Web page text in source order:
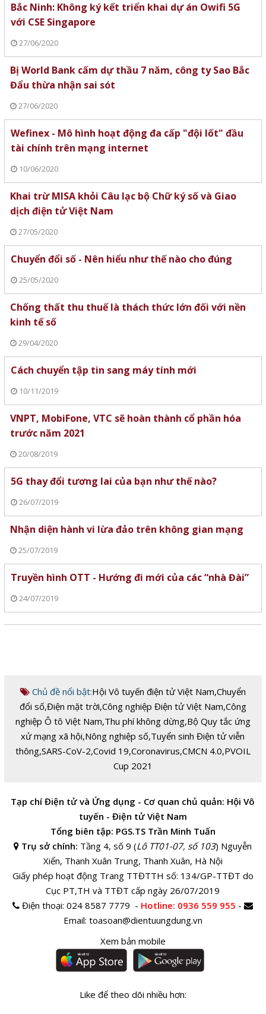
Bắc Ninh: Không ký kết triển khai dự án Owifi 5G
với CSE Singapore
27/06/2020
Bị World Bank cấm dự thầu 7 năm, công ty Sao Bắc
Đẩu thừa nhận sai sót
27/06/2020
Wefinex - Mô hình hoạt động đa cấp "đội lốt" đầu
tài chính trên mạng internet
10/06/2020
Khai trừ MISA khỏi Câu lạc bộ Chữ ký số và Giao
dịch điện tử Việt Nam
27/05/2020
Chuyển đổi số - Nên hiểu như thế nào cho đúng
25/05/2020
Chống thất thu thuế là thách thức lớn đối với nền
kinh tế số
29/04/2020
Cách chuyển tập tin sang máy tính mới
10/11/2019
VNPT, MobiFone, VTC sẽ hoàn thành cổ phần hóa
trước năm 2021
20/08/2019
5G thay đổi tương lai của bạn như thế nào?
26/07/2019
Nhận diện hành vi lừa đảo trên không gian mạng
25/07/2019
Truyền hình OTT - Hướng đi mới của các “nhà Đài”
24/07/2019
Chủ đề nổi bật:Hội Vô tuyến điện tử Việt Nam,Chuyển
đổi số,Điện mặt trời,Công nghiệp Điện tử Việt Nam,Công
nghiệp Ô tô Việt Nam,Thu phí không dừng,Bộ Quy tắc ứng
xử mạng xã hội,Nông nghiệp số,Tuyển sinh Điện tử viễn
thông,SARS-CoV-2,Covid 19,Coronavirus,CMCN 4.0,PVOIL
Cup 2021
Tạp chí Điện tử và Ứng dụng - Cơ quan chủ quản: Hội Vô
tuyến - Điện tử Việt Nam
Tổng biên tập: PGS.TS Trần Minh Tuấn
Trụ sở chính: Tầng 4, số 9 (Lô TT01-07, số 103) Nguyễn
Xiển, Thanh Xuân Trung, Thanh Xuân, Hà Nội
Giấy phép hoạt động Trang TTĐTTH số: 134/GP-TTĐT do
Cục PT,TH và TTĐT cấp ngày 26/07/2019
Điện thoại:024 8587 7779 - Hotline: 0936 559 955 -
Email: toasoan@dientuungdung.vn
Xem bản mobile
Like để theo dõi nhiều hơn: